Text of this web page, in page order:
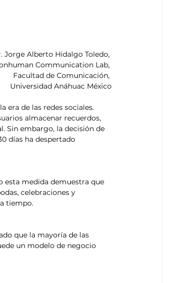
Jorge Alberto Hidalgo Toledo,
Communication Lab,
Facultad de Comunicación,
Universidad Anáhuac México
era de las redes sociales.
almacenar recuerdos,
Sin embargo, la decisión de
días ha despertado
esta medida demuestra que
celebraciones y
tiempo.
que la mayoría de las
un modelo de negocio